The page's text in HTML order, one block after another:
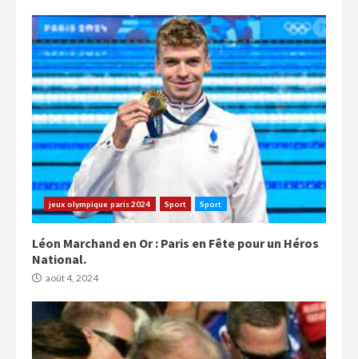
jeux olympique paris 2024 Sport Sport
Léon Marchand en Or : Paris en Fête pour un Héros
National.
août 4, 2024